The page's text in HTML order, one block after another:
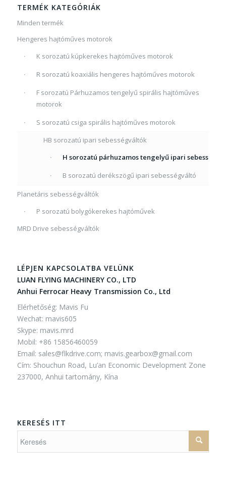
TERMÉK KATEGÓRIÁK
Minden termék
Hengeres hajtóműves motorok
K sorozatú kúpkerekes hajtóműves motorok
R sorozatú koaxiális hengeres hajtóműves motorok
F sorozatú Párhuzamos tengelyű spirális hajtóműves
motorok
S sorozatú csiga spirális hajtóműves motorok
HB sorozatú ipari sebességváltók
H sorozatú párhuzamos tengelyű ipari
B sorozatú derékszögű ipari sebességváltó
Planetáris sebességváltók
P sorozatú bolygókerekes hajtóművek
MRD Drive sebességváltók
LÉPJEN KAPCSOLATBA VELÜNK
LUAN FLYING MACHINERY CO., LTD
Anhui Ferrocar Heavy Transmission Co., Ltd
Elérhetőség: Mavis Fu
Wechat: mavis605
Skype: mavis.mrd
Mobil: +86 15856460059
Email: sales@flkdrive.com; mavis.gearbox@gmail.com
Cím: Shouchun Road, Lu’an Economic Development Zone
237000, Anhui tartomány, Kína
KERESÉS ITT